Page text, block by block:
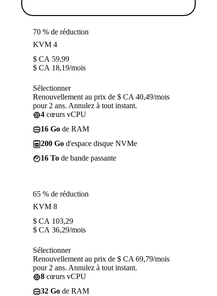
70 % de réduction
KVM 4
$ CA 59,99
$ CA 18,19/mois
Sélectionner
Renouvellement au prix de $ CA 40,49/mois
pour 2 ans. Annulez à tout instant.
4 cœurs vCPU
16 Go de RAM
200 Go d'espace disque NVMe
16 To de bande passante
65 % de réduction
KVM 8
$ CA 103,29
$ CA 36,29/mois
Sélectionner
Renouvellement au prix de $ CA 69,79/mois
pour 2 ans. Annulez à tout instant.
8 cœurs vCPU
32 Go de RAM